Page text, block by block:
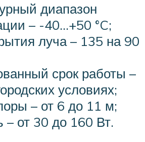
диапазон
– -40…+50 °C;
луча – 135 на 90
срок работы –
условиях;
– от 6 до 11 м;
– от 30 до 160 Вт.